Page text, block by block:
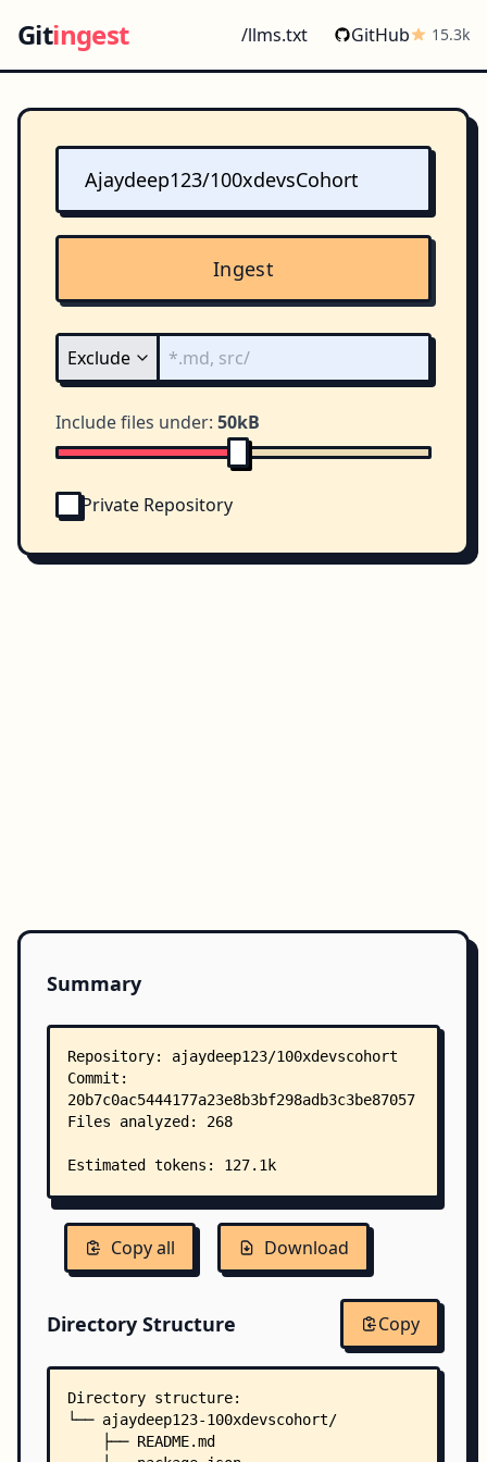
Gitingest /llms.txt GitHub 15.3k
Ingest
Include files under: 50kB
Private Repository
Summary
Copy all Download
Directory Structure Copy
Directory structure:
└── ajaydeep123-100xdevscohort/
    ├── README.md